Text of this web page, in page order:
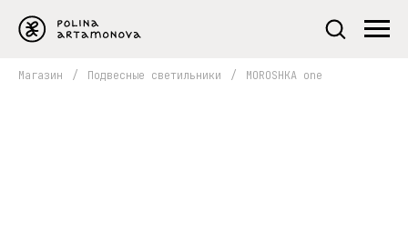
Магазин / Подвесные светильники / MOROSHKA one